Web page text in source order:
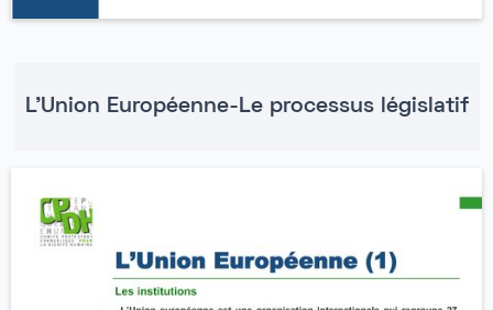
L'Union Européenne-Le processus législatif